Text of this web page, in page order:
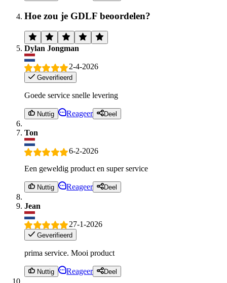
Hoe zou je GDLF beoordelen?
Dylan Jongman
2-4-2026
Geverifieerd
Goede service snelle levering
Nuttig Reageer Deel
Ton
6-2-2026
Een geweldig product en super service
Nuttig Reageer Deel
Jean
27-1-2026
Geverifieerd
prima service. Mooi product
Nuttig Reageer Deel